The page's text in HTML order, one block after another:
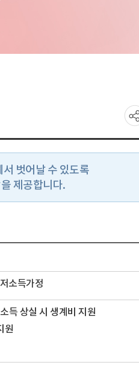
벗어날 수 있도록
제공합니다.
소득가정
득 상실 시 생계비 지원
원